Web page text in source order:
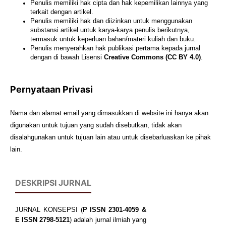
Penulis memiliki hak cipta dan hak kepemilikan lainnya yang
terkait dengan artikel.
Penulis memiliki hak dan diizinkan untuk menggunakan
substansi artikel untuk karya-karya penulis berikutnya,
termasuk untuk keperluan bahan/materi kuliah dan buku.
Penulis menyerahkan hak publikasi pertama kepada jurnal
dengan di bawah Lisensi Creative Commons (CC BY 4.0).
Pernyataan Privasi
Nama dan alamat email yang dimasukkan di website ini hanya akan
digunakan untuk tujuan yang sudah disebutkan, tidak akan
disalahgunakan untuk tujuan lain atau untuk disebarluaskan ke pihak
lain.
DESKRIPSI JURNAL
JURNAL KONSEPSI (P ISSN2301-4059 &
E ISSN2798-5121) adalah jurnal ilmiah yang